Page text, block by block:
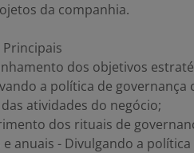
da companhia.
dos objetivos
a política de governança
atividades do negócio;
dos rituais de
e anuais - Divulgando a